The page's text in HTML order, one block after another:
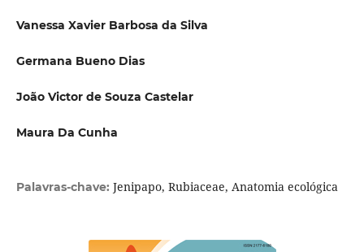
Vanessa Xavier Barbosa da Silva
Germana Bueno Dias
João Victor de Souza Castelar
Maura Da Cunha
Palavras-chave: Jenipapo, Rubiaceae, Anatomia ecológica